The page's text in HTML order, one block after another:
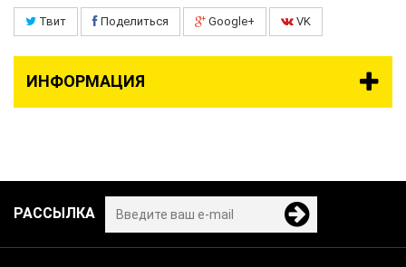
Твит Поделиться Google+ VK
ИНФОРМАЦИЯ
РАССЫЛКА